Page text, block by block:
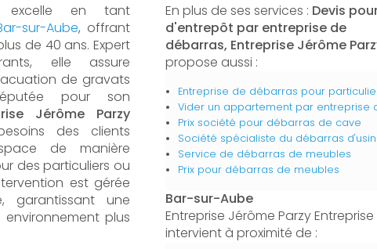
excelle en tant
sur-Aube, offrant
de 40 ans. Expert
elle assure
de gravats
pour son
Jérôme Parzy
des clients
de manière
des particuliers ou
est gérée
garantissant une
plus
En plus de ses services : Devis
d'entrepôt par entreprise de
débarras, Entreprise Jérôme
propose aussi :
Entreprise de débarras pour
Vider un appartement par entreprise
Prix société pour débarras de cave
Société spécialiste du débarras
Service de débarras de meubles
Prix pour débarras de meubles
Bar-sur-Aube
Entreprise Jérôme Parzy
intervient à proximité de :